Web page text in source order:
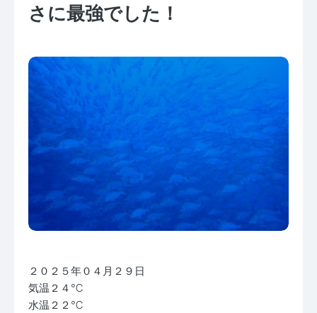
さに最強でした！
２０２５年０４月２９日
気温２４℃
水温２２℃